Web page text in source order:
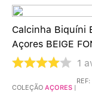
Calcinha Biquíni
Açores BEIGE
1
COLEÇÃO AÇORES |
REF:
1º Sutiãs
2 º
Sutiã